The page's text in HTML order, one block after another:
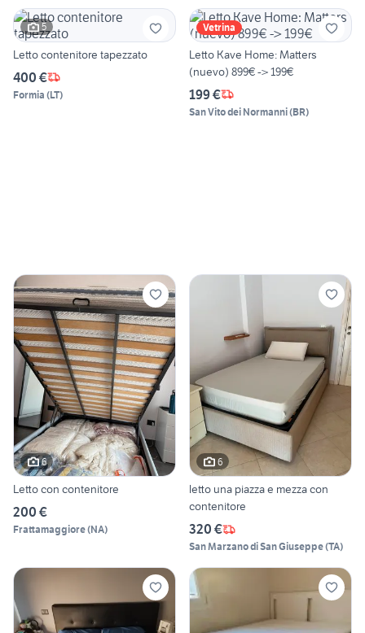
5
Letto contenitore tapezzato
400 €
Formia (LT)
Vetrina
Letto Kave Home: Matters
(nuevo) 899€ -> 199€
199 €
San Vito dei Normanni(BR)
6
Letto con contenitore
200 €
Frattamaggiore(NA)
6
letto una piazza e mezza con
contenitore
320 €
San Marzano di San Giuseppe(TA)